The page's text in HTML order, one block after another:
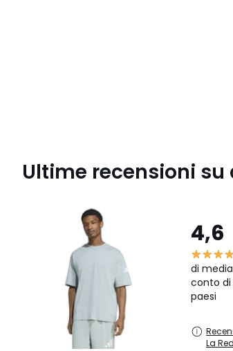
Ultime recensioni
4,6
di
conto
paesi
La